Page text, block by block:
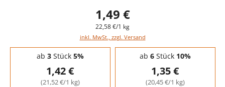
1,49 €
22,58 €/1 kg
inkl. MwSt., zzgl. Versand
Staffelpreise - Mengenrabatt
ab 3Stück 5%
1,42 €
(21,52 €/1 kg)
ab 6Stück 10%
1,35 €
(20,45 €/1 kg)